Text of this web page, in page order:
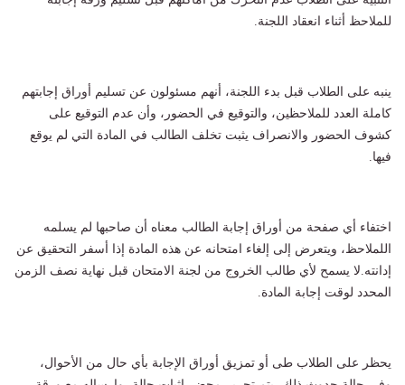
للملاحظ أثناء انعقاد اللجنة.
ينبه على الطلاب قبل بدء اللجنة، أنهم مسئولون عن تسليم أوراق إجابتهم
كاملة العدد للملاحظين، والتوقيع في الحضور، وأن عدم التوقيع على
كشوف الحضور والانصراف يثبت تخلف الطالب في المادة التي لم يوقع
فيها.
اختفاء أي صفحة من أوراق إجابة الطالب معناه أن صاحبها لم يسلمه
اللملاحظ، ويتعرض إلى إلغاء امتحانه عن هذه المادة إذا أسفر التحقيق عن
إدانته.لا يسمح لأي طالب الخروج من لجنة الامتحان قبل نهاية نصف الزمن
المحدد لوقت إجابة المادة.
يحظر على الطلاب طى أو تمزيق أوراق الإجابة بأي حال من الأحوال،